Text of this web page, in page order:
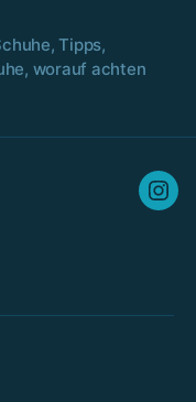
,Tipps,
, worauf achten